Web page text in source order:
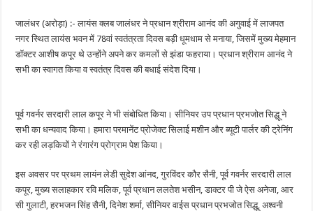
जालंधर (अरोड़ा) :- लायंस क्लब जालंधर ने प्रधान श्रीराम आनंद की अगुवाई में लाजपत
नगर स्थित लायंस भवन में 78वां स्वतंत्रता दिवस बड़ी धूमधाम से मनाया, जिसमें मुख्य मेहमान
डॉक्टर आशीष कपूर थे उन्होंने अपने कर कमलों से झंडा फहराया। प्रधान श्रीराम आनंद ने
सभी का स्वागत किया व स्वतंत्र दिवस की बधाई संदेश दिया।
पूर्व गवर्नर सरदारी लाल कपूर ने भी संबोधित किया। सीनियर उप प्रधान प्रभजोत सिद्धू ने
सभी का धन्यवाद किया। हमारा परमानेंट प्रोजेक्ट सिलाई मशीन और ब्यूटी पार्लर की ट्रेनिंग
कर रही लड़कियों ने रंगारंग प्रोग्राम पेश किया।
इस अवसर पर प्रथम लायंन लेडी सुदेश आंनद, गुरविंदर कौर सैनी, पूर्व गवर्नर सरदारी लाल
कपूर, मुख्य सलाहकार रवि मलिक, पूर्व प्रधान ललतेश भसीन, डाक्टर पी जे ऐस अनेजा, आर
सी गुलाटी, हरभजन सिंह सैनी, दिनेश शर्मा, सीनियर वाईस प्रधान प्रभजोत सिद्धू, अश्वनी